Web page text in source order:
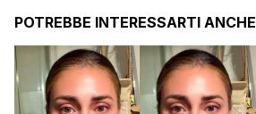
POTREBBE INTERESSARTI ANCHE